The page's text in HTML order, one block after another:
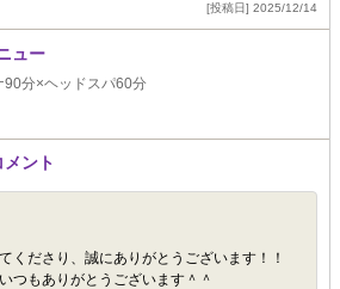
[投稿日] 2025/12/14
ュー
分×ヘッドスパ60分
ント
くださり、誠にありがとうございます！！
つもありがとうございます＾＾